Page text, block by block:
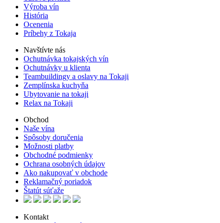
Výroba vín
História
Ocenenia
Príbehy z Tokaja
Navštívte nás
Ochutnávka tokajských vín
Ochutnávky u klienta
Teambuildingy a oslavy na Tokaji
Zemplínska kuchyňa
Ubytovanie na tokaji
Relax na Tokaji
Obchod
Naše vína
Spôsoby doručenia
Možnosti platby
Obchodné podmienky
Ochrana osobných údajov
Ako nakupovať v obchode
Reklamačný poriadok
Štatút súťaže
Kontakt